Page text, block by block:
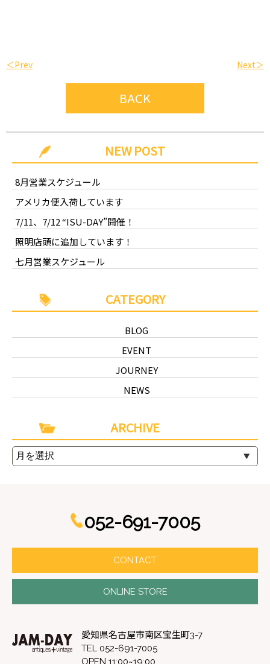
Next＞
＜Prev
BACK
NEW POST
8月営業スケジュール
アメリカ便入荷しています
7/11、7/12 “ISU-DAY”開催！
照明店頭に追加しています！
七月営業スケジュール
CATEGORY
BLOG
EVENT
JOURNEY
NEWS
ARCHIVE
052-691-7005
CONTACT
ONLINE STORE
愛知県名古屋市南区宝生町3-7
TEL 052-691-7005
OPEN 11:00~19:00